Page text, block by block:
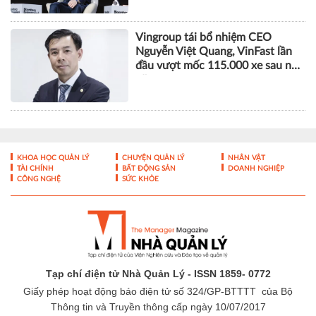
Vingroup tái bổ nhiệm CEO
Nguyễn Việt Quang, VinFast lần
đầu vượt mốc 115.000 xe sau nửa
KHOA HỌC QUẢN LÝ CHUYỆN QUẢN LÝ
NHÂN VẬT
TÀI CHÍNH
BẤT ĐỘNG SẢN
DOANH NGHIỆP
CÔNG NGHỆ
SỨC KHỎE
Tạp chí điện tử Nhà Quản Lý - ISSN 1859- 0772
Giấy phép hoạt động báo điện tử số 324/GP-BTTTT của Bộ
Thông tin và Truyền thông cấp ngày 10/07/2017